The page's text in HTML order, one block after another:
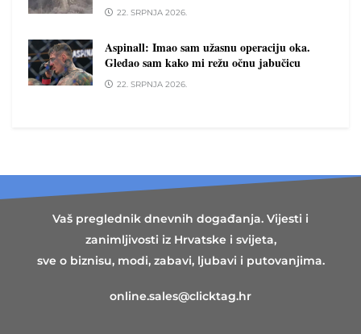
22. SRPNJA 2026.
Aspinall: Imao sam užasnu operaciju oka.
Gledao sam kako mi režu očnu jabučicu
22. SRPNJA 2026.
Vaš preglednik dnevnih događanja. Vijesti i
zanimljivosti iz Hrvatske i svijeta,
sve o biznisu, modi, zabavi, ljubavi i putovanjima.
online.sales@clicktag.hr